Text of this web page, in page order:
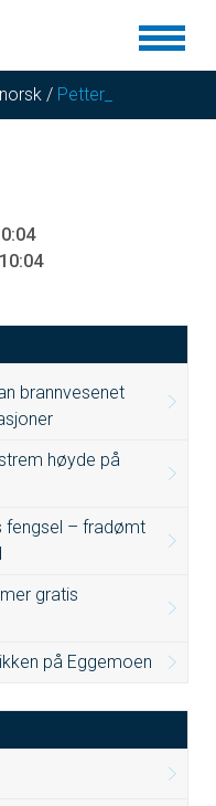
/ Petter_
brannvesenet
høyde på
fengsel – fradømt
gratis
på Eggemoen